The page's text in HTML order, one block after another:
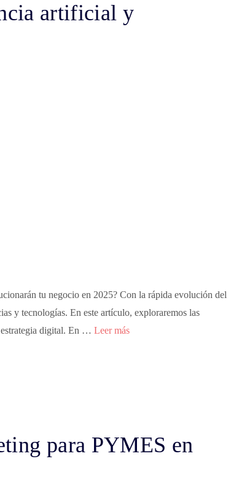
artificial y
tu negocio en 2025? Con la rápida evolución del
y tecnologías. En este artículo, exploraremos las
estrategia digital. En … Leer más
para PYMES en